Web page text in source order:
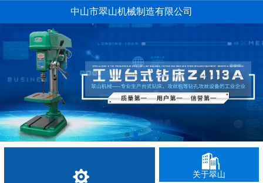
中山市翠山机械制造有限公司
关于翠山